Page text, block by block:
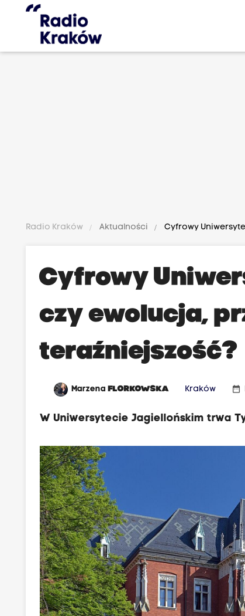
Radio Kraków Aktualności Cyfrowy
Cyfrowy
czy ewolucja,
teraźniejszość?
MarzenaFLORKOWSKA Kraków date_range
W Uniwersytecie Jagiellońskim trwa